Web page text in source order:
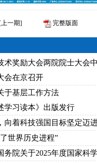
[上一期] 完整版面
术奖励大会两院院士大会
会在京召开
于基层工作方法
学习读本》出版发行
向着科技强国目标坚定迈
世界历史进程”
务院关于2025年度国家科